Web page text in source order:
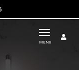
toggle
MENU